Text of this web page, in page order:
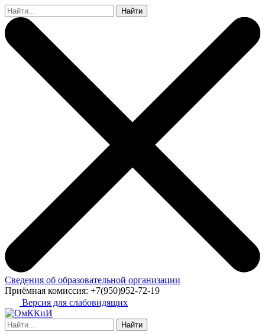
Найти:
Сведения об образовательной организации
Приёмная комиссия: +7(950)952-72-19
Версия для слабовидящих
Найти: